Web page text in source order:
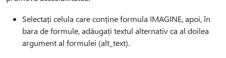
Selectați celula care conține formula IMAGINE, apoi, în
bara de formule, adăugați textul alternativ ca al doilea
argument al formulei (alt_text).